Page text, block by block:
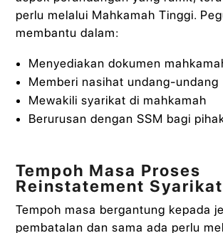
perlu melalui Mahkamah Tinggi.
membantu dalam:
Menyediakan dokumen
Memberi nasihat undang-undang
Mewakili syarikat di mahkamah
Berurusan dengan SSM bagi
Tempoh Masa Proses
Reinstatement
Tempoh masa bergantung kepada
pembatalan dan sama ada perlu